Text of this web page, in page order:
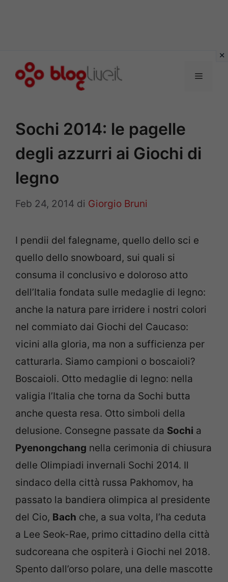
Menu
Sochi 2014: le pagelle
degli azzurri ai Giochi di
legno
Feb 24, 2014 di Giorgio Bruni
I pendii del falegname, quello dello sci e
quello dello snowboard, sui quali si
consuma il conclusivo e doloroso atto
dell’Italia fondata sulle medaglie di legno:
anche la natura pare irridere i nostri colori
nel commiato dai Giochi del Caucaso:
vicini alla gloria, ma non a sufficienza per
catturarla. Siamo campioni o boscaioli?
Boscaioli. Otto medaglie di legno: nella
valigia l’Italia che torna da Sochi butta
anche questa resa. Otto simboli della
delusione. Consegne passate da Sochi a
Pyenongchang nella cerimonia di chiusura
delle Olimpiadi invernali Sochi 2014. Il
sindaco della città russa Pakhomov, ha
passato la bandiera olimpica al presidente
del Cio, Bach che, a sua volta, l’ha ceduta
a Lee Seok-Rae, primo cittadino della città
sudcoreana che ospiterà i Giochi nel 2018.
Spento dall’orso polare, una delle mascotte